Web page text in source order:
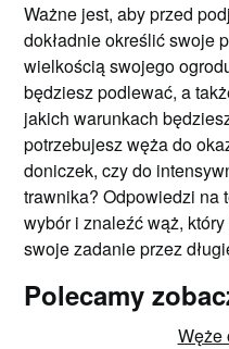
Ważne jest, aby przed
dokładnie określić swoje
wielkością swojego
będziesz podlewać, a
jakich warunkach
potrzebujesz węża do
doniczek, czy do
trawnika? Odpowiedzi na
wybór i znaleźć wąż,
swoje zadanie przez
Polecamy
Węże